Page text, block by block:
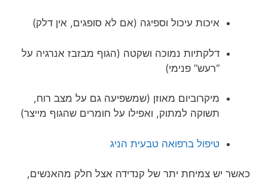
איכות עיכול וספיגה (אם לא סופגים, אין דלק)
דלקתיות נמוכה ושקטה (הגוף מבזבז אנרגיה על
“רעש” פנימי)
מיקרוביום מאוזן (שמשפיעה גם על מצב רוח,
תשוקה למתוק, ואפילו על חומרים שהגוף מייצר)
טיפול ברפואה טבעית הניג
כאשר יש צמיחת יתר של קנדידה אצל חלק מהאנשים,